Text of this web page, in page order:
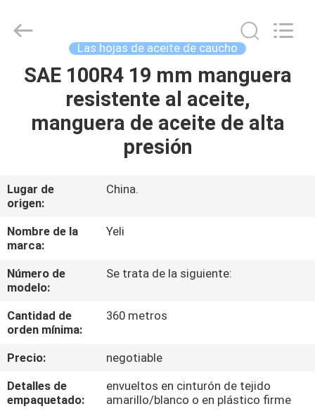
HOGAR
PRODUCTOS
NOSOTROS
VIAJE
DE
LA
FÁBRICA
CONTROL
CALIDAD
Proveedor.
Copyright
wirehydraulichose.com.
Developed
Las hojas de aceite de caucho
SAE 100R4 19 mm manguera
resistente al aceite,
manguera de aceite de alta
presión
Lugar de
origen:
China.
Nombre de la
marca:
Yeli
Número de
modelo:
Se trata de la siguiente:
Cantidad de
orden mínima:
360 metros
Precio:
negotiable
Detalles de
empaquetado:
envueltos en cinturón de tejido
amarillo/blanco o en plástico firme